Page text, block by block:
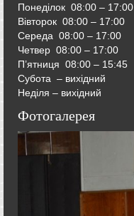
Понеділок 08:00 – 17:00
Вівторок 08:00 – 17:00
Середа 08:00 – 17:00
Четвер 08:00 – 17:00
П’ятниця 08:00 – 15:45
Субота – вихідний
Неділя – вихідний
Фотогалерея